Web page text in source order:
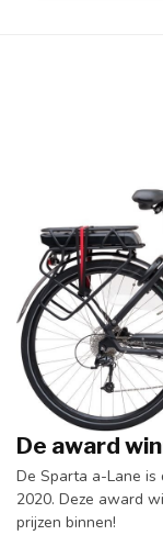
De award
De Sparta a-Lane
2020. Deze award
prijzen binnen!